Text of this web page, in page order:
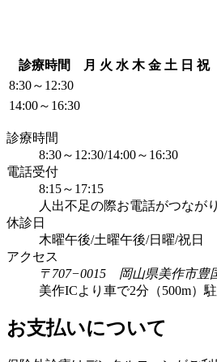
診療時間 月 火 水 木 金 土 日 祝
8:30～12:30
14:00～16:30
診療時間
8:30～12:30/14:00～16:30
電話受付
8:15～17:15
人出不足の際お電話がつなが
休診日
木曜午後/土曜午後/日曜/祝日
アクセス
〒707−0015 岡山県美作市豊
美作ICより車で2分（500m）
お支払いについて